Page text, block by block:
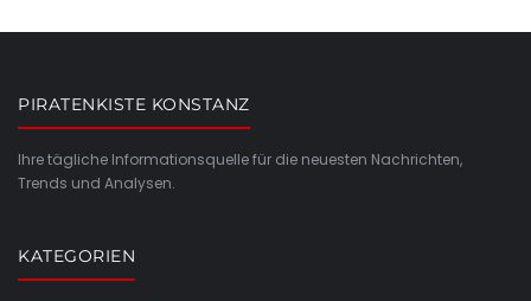
PIRATENKISTE KONSTANZ
Ihre tägliche Informationsquelle für die neuesten Nachrichten,
Trends und Analysen.
KATEGORIEN